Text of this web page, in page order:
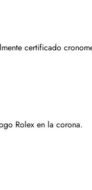
certificado
Rolex en la corona.